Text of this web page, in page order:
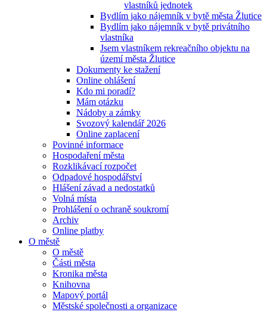
vlastníků jednotek
Bydlím jako nájemník v bytě města Žlutice
Bydlím jako nájemník v bytě privátního
vlastníka
Jsem vlastníkem rekreačního objektu na
území města Žlutice
Dokumenty ke stažení
Online ohlášení
Kdo mi poradí?
Mám otázku
Nádoby a zámky
Svozový kalendář 2026
Online zaplacení
Povinné informace
Hospodaření města
Rozklikávací rozpočet
Odpadové hospodářství
Hlášení závad a nedostatků
Volná místa
Prohlášení o ochraně soukromí
Archiv
Online platby
O městě
O městě
Části města
Kronika města
Knihovna
Mapový portál
Městské společnosti a organizace